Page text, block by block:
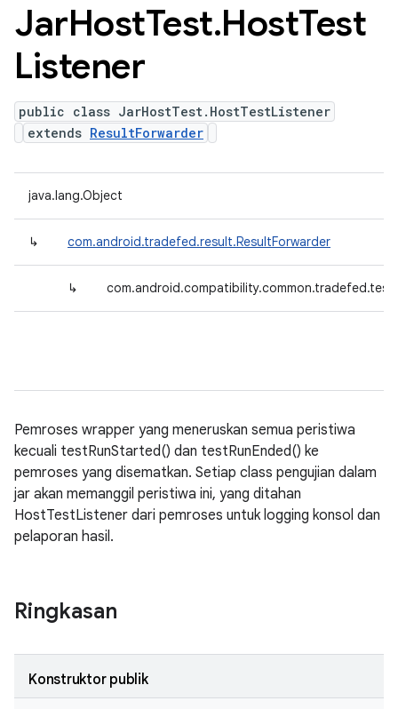
JarHostTest.HostTest
Listener
public class JarHostTest.HostTestListener
extends ResultForwarder
java.lang.Object
↳ com.android.tradefed.result.ResultForwarder
↳
Pemroses wrapper yang meneruskan semua peristiwa
kecuali testRunStarted() dan testRunEnded() ke
pemroses yang disematkan. Setiap class pengujian dalam
jar akan memanggil peristiwa ini, yang ditahan
HostTestListener dari pemroses untuk logging konsol dan
pelaporan hasil.
Ringkasan
Konstruktor publik